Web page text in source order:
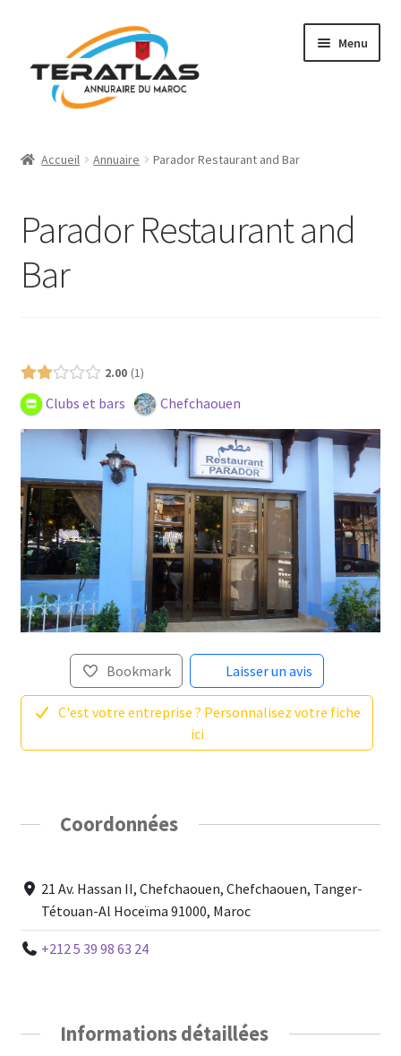
navigation
contenu
Menu
Annuaire
Régions et villes
Accueil Annuaire Parador Restaurant and Bar
Parador Restaurant and
Bar
2.00 1
Clubs et bars Chefchaouen
Bookmark Laisser un avis
C'est votre entreprise ? Personnalisez votre fiche
ici
Coordonnées
21 Av. Hassan II, Chefchaouen, Chefchaouen, Tanger-
Tétouan-Al Hoceïma 91000, Maroc
+212 5 39 98 63 24
Informations détaillées